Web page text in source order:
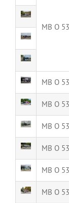
MB O
MB O
MB O
MB O
MB O
MB O
MB O